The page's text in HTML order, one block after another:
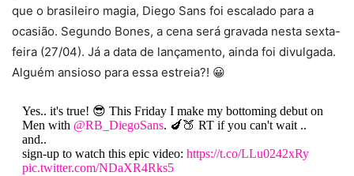
que o brasileiro magia, Diego Sans foi escalado para a
ocasião. Segundo Bones, a cena será gravada nesta sexta-
feira (27/04). Já a data de lançamento, ainda foi divulgada.
Alguém ansioso para essa estreia?! 😀
Yes.. it's true! 😎 This Friday I make my bottoming debut on
Men with @RB_DiegoSans. 🍆🍑 RT if you can't wait ..
and..
sign-up to watch this epic video: https://t.co/LLu0242xRy
pic.twitter.com/NDaXR4Rks5